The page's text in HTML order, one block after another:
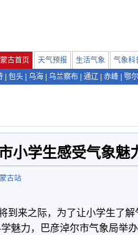
古首页 天气预报 生活气象 气象科
包头 乌海 乌兰察布 通辽 赤峰 鄂
小学生感受气象魅
古站
来之际，为了让小学生了解
魅力，巴彦淖尔市气象局举